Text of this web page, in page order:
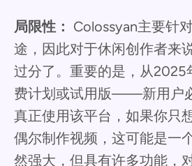
局限性： Colossyan主要针
途，因此对于休闲创作者来
过分了。重要的是，从2025
费计划或试用版——新用户
真正使用该平台，如果你只
偶尔制作视频，这可能是一
然强大，但具有许多功能，